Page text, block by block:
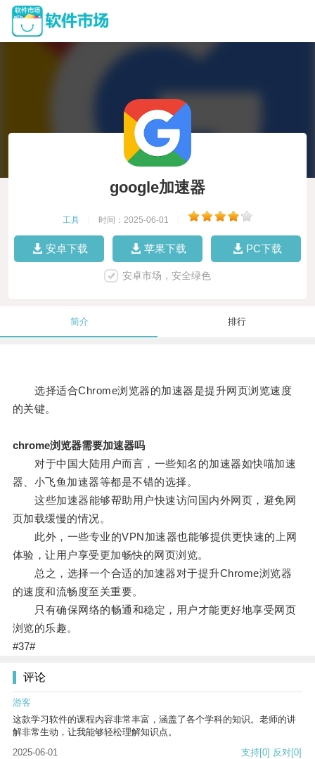
google加速器
工具 时间：2025-06-01
安卓下载 苹果下载 PC下载
安卓市场，安全绿色
简介 排行
选择适合Chrome浏览器的加速器是提升网页浏览速度
的关键。
chrome浏览器需要加速器吗
对于中国大陆用户而言，一些知名的加速器如快喵加速
器、小飞鱼加速器等都是不错的选择。
这些加速器能够帮助用户快速访问国内外网页，避免网
页加载缓慢的情况。
此外，一些专业的VPN加速器也能够提供更快速的上网
体验，让用户享受更加畅快的网页浏览。
总之，选择一个合适的加速器对于提升Chrome浏览器
的速度和流畅度至关重要。
只有确保网络的畅通和稳定，用户才能更好地享受网页
浏览的乐趣。
#37#
评论
游客
这款学习软件的课程内容非常丰富，涵盖了各个学科的知识。老师的讲
解非常生动，让我能够轻松理解知识点。
2025-06-01
支持[0] 反对[0]